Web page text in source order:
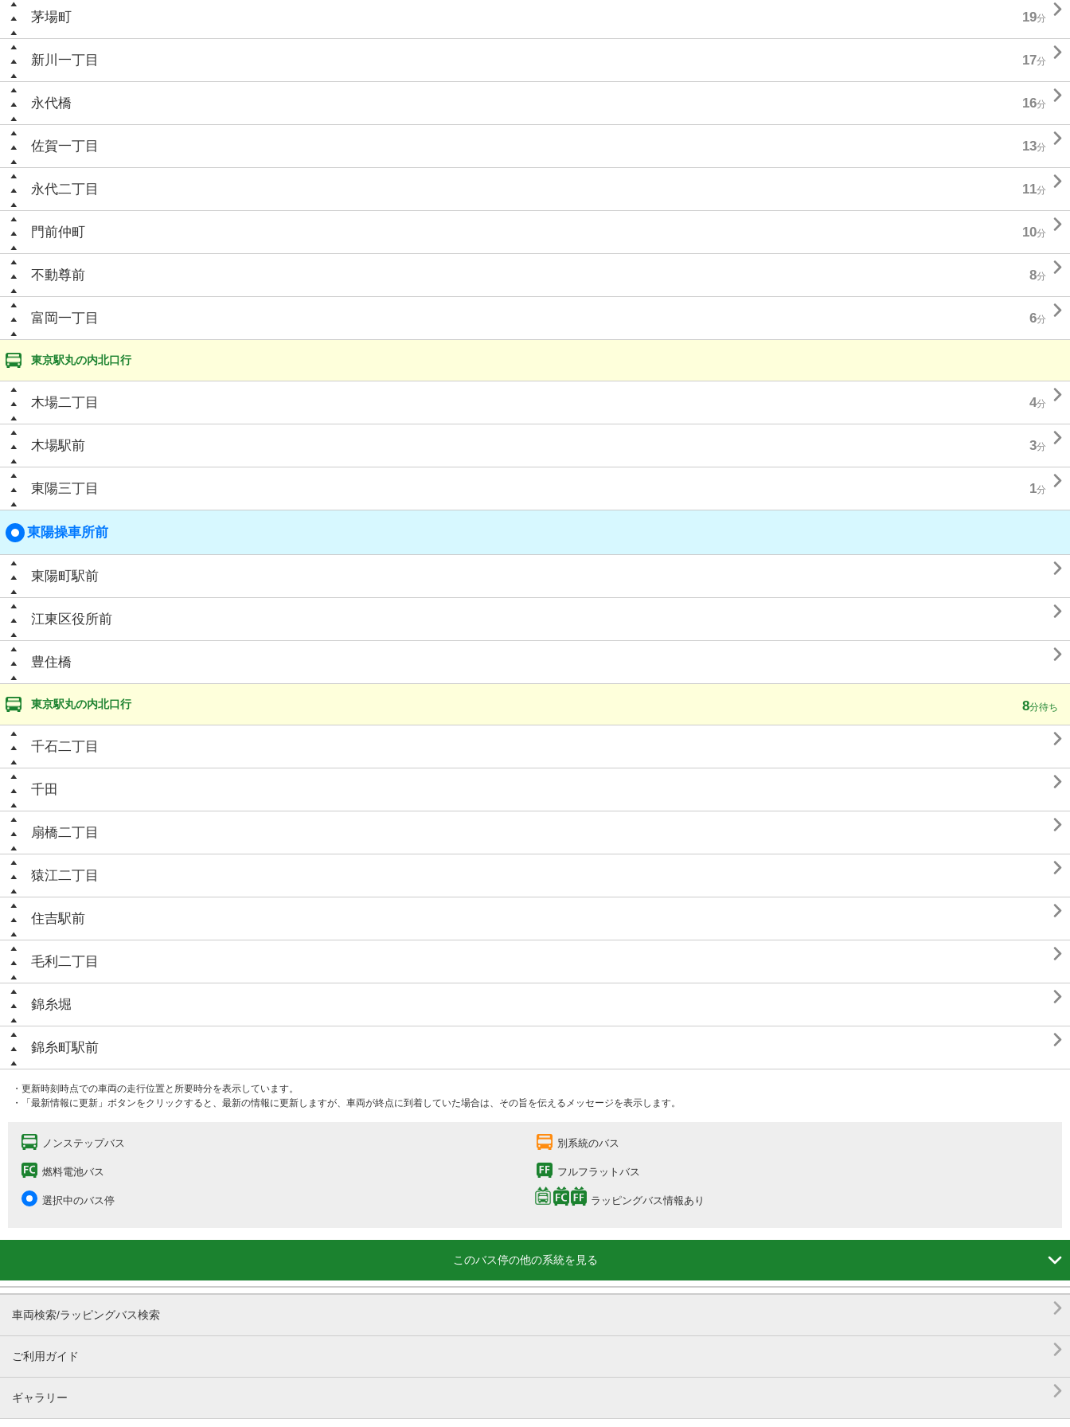
茅場町 19分 
新川一丁目 17分 
永代橋 16分 
佐賀一丁目 13分 
永代二丁目 11分 
門前仲町 10分 
不動尊前 8分 
富岡一丁目 6分 
東京駅丸の内北口行
木場二丁目 4分 
木場駅前 3分 
東陽三丁目 1分 
東陽操車所前
東陽町駅前 
江東区役所前 
豊住橋 
東京駅丸の内北口行 8分待ち
千石二丁目 
千田 
扇橋二丁目 
猿江二丁目 
住吉駅前 
毛利二丁目 
錦糸堀 
錦糸町駅前 
・更新時刻時点での車両の走行位置と所要時分を表示しています。
・「最新情報に更新」ボタンをクリックすると、最新の情報に更新しますが、車両が終点に到着していた場合は、その旨を伝えるメッセージを表示します。
ノンステップバス 別系統のバス
燃料電池バス フルフラットバス
選択中のバス停 ラッピングバス情報あり
このバス停の他の系統を見る 
車両検索/ラッピングバス検索 
ご利用ガイド 
ギャラリー 